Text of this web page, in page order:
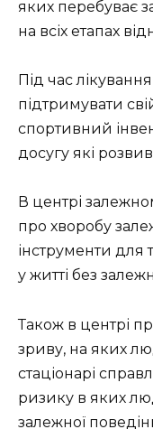
яких перебуває
на всіх етапах
Під час
підтримувати
спортивний
досугу які
В центрі
про хворобу
інструменти для
у житті без
Також в центрі
зриву, на яких
стаціонарі
ризику в яких
залежної